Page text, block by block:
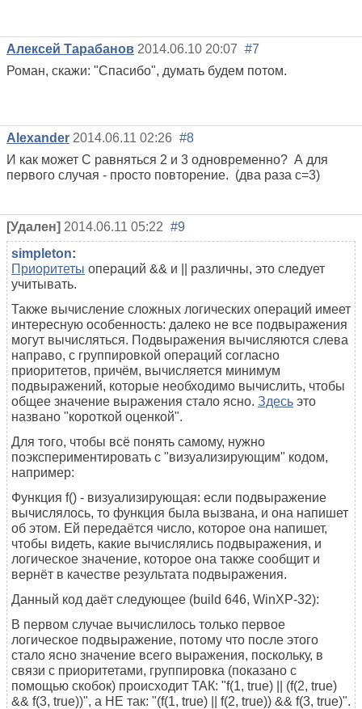
Алексей Тарабанов 2014.06.10 20:07 #7
Роман, скажи: "Спасибо", думать будем потом.
Alexander 2014.06.11 02:26 #8
И как может С равняться 2 и 3 одновременно? А для
первого случая - просто повторение. (два раза с=3)
[Удален] 2014.06.11 05:22 #9
simpleton:
Приоритеты операций && и || различны, это следует
учитывать.
Также вычисление сложных логических операций имеет
интересную особенность: далеко не все подвыражения
могут вычисляться. Подвыражения вычисляются слева
направо, с группировкой операций согласно
приоритетов, причём, вычисляется минимум
подвыражений, которые необходимо вычислить, чтобы
общее значение выражения стало ясно. Здесь это
названо "короткой оценкой".
Для того, чтобы всё понять самому, нужно
поэкспериментировать с "визуализирующим" кодом,
например:
Функция f() - визуализирующая: если подвыражение
вычислялось, то функция была вызвана, и она напишет
об этом. Ей передаётся число, которое она напишет,
чтобы видеть, какие вычислялись подвыражения, и
логическое значение, которое она также сообщит и
вернёт в качестве результата подвыражения.
Данный код даёт следующее (build 646, WinXP-32):
В первом случае вычислилось только первое
логическое подвыражение, потому что после этого
стало ясно значение всего выражения, поскольку, в
связи с приоритетами, группировка (показано с
помощью скобок) происходит ТАК: "f(1, true) || (f(2, true)
&& f(3, true))", а НЕ так: "(f(1, true) || f(2, true)) && f(3, true)".